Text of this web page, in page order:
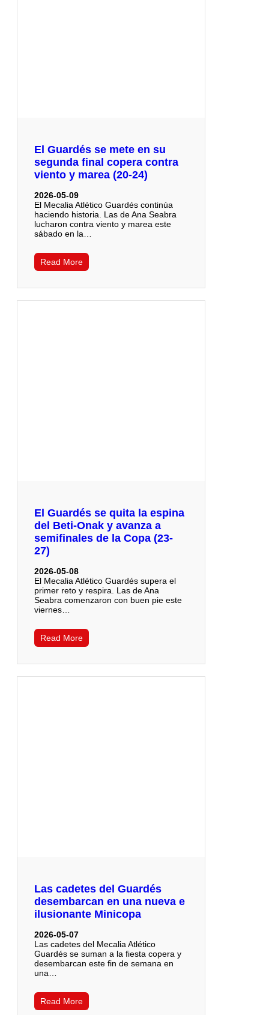
El Guardés se mete en su
segunda final copera contra
viento y marea (20-24)
2026-05-09
El Mecalia Atlético Guardés continúa
haciendo historia. Las de Ana Seabra
lucharon contra viento y marea este
sábado en la…
Read More
El Guardés se quita la espina
del Beti-Onak y avanza a
semifinales de la Copa (23-
27)
2026-05-08
El Mecalia Atlético Guardés supera el
primer reto y respira. Las de Ana
Seabra comenzaron con buen pie este
viernes…
Read More
Las cadetes del Guardés
desembarcan en una nueva e
ilusionante Minicopa
2026-05-07
Las cadetes del Mecalia Atlético
Guardés se suman a la fiesta copera y
desembarcan este fin de semana en
una…
Read More